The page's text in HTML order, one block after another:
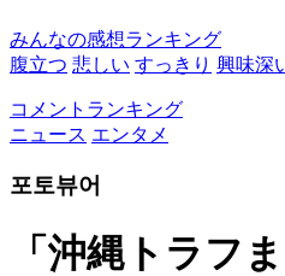
みんなの感想ランキング
腹立つ 悲しい すっきり 興味深
コメントランキング
ニュース エンタメ
포토뷰어
「沖縄トラフ